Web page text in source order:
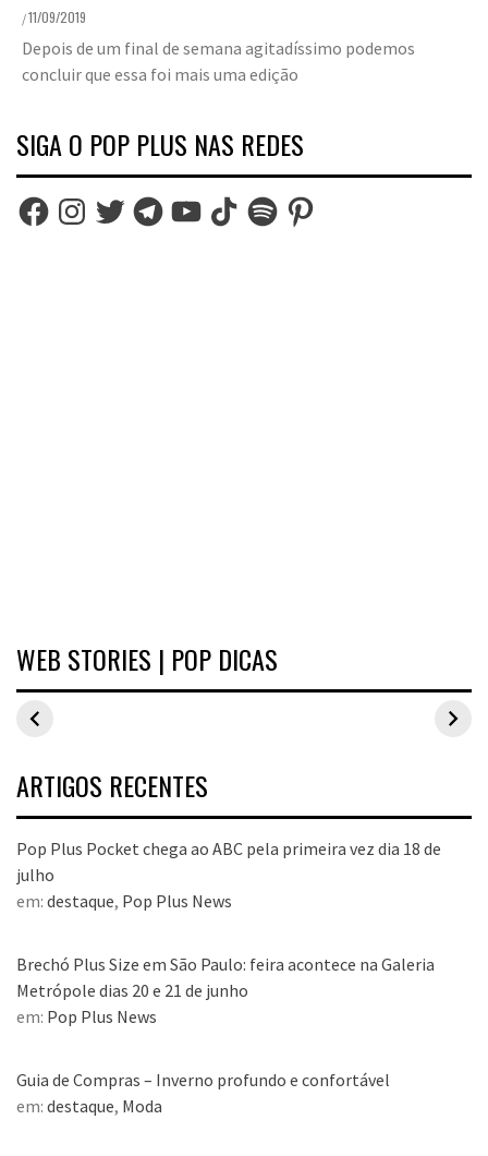
/11/09/2019
Depois de um final de semana agitadíssimo podemos
concluir que essa foi mais uma edição
SIGA O POP PLUS NAS REDES
FacebookInstagram
TwitterTelegramYouTubeTikTokSpotifyPinterest
WEB STORIES | POP DICAS
Inspirações de
looks plus size
para o carnaval
Estilo Pop Plus:
looks plus size
As peças que
fizeram
ARTIGOS RECENTES
Pop Plus Pocket chega ao ABC pela primeira vez dia 18 de
julho
em: destaque, Pop Plus News
Brechó Plus Size em São Paulo: feira acontece na Galeria
Metrópole dias 20 e 21 de junho
em: Pop Plus News
Guia de Compras – Inverno profundo e confortável
em: destaque, Moda